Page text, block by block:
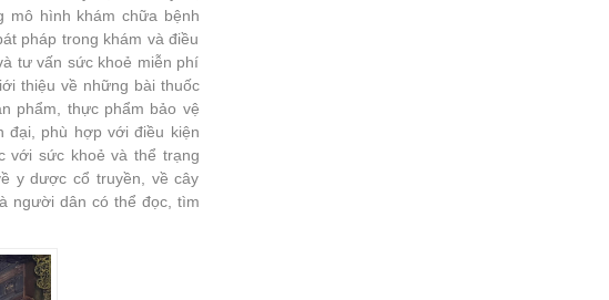
mô hình khám chữa bệnh
pháp trong khám và điều
tư vấn sức khoẻ miễn phí
thiệu về những bài thuốc
phẩm, thực phẩm bảo vệ
đại, phù hợp với điều kiện
với sức khoẻ và thể trạng
y dược cổ truyền, về cây
người dân có thể đọc, tìm